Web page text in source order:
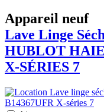
Appareil neuf
Lave Linge
HUBLOT
X-SÉRIES 7